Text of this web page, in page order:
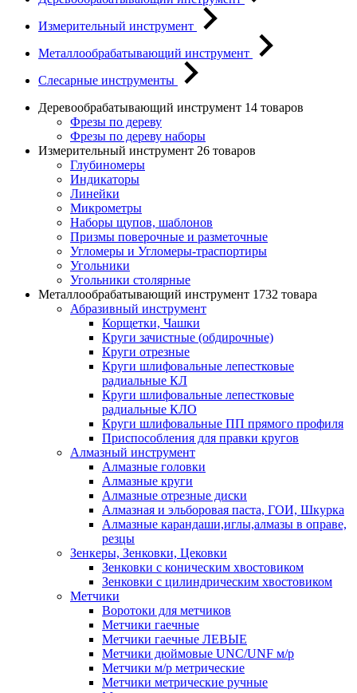
Измерительный инструмент
Металлообрабатывающий инструмент
Слесарные инструменты
Деревообрабатывающий инструмент 14 товаров
Фрезы по дереву
Фрезы по дереву наборы
Измерительный инструмент 26 товаров
Глубиномеры
Индикаторы
Линейки
Микрометры
Наборы щупов, шаблонов
Призмы поверочные и разметочные
Угломеры и Угломеры-траспортиры
Угольники
Угольники столярные
Металлообрабатывающий инструмент 1732 товара
Абразивный инструмент
Корщетки, Чашки
Круги зачистные (обдирочные)
Круги отрезные
Круги шлифовальные лепестковые
радиальные КЛ
Круги шлифовальные лепестковые
радиальные КЛО
Круги шлифовальные ПП прямого профиля
Приспособления для правки кругов
Алмазный инструмент
Алмазные головки
Алмазные круги
Алмазные отрезные диски
Алмазная и эльборовая паста, ГОИ, Шкурка
Алмазные карандаши,иглы,алмазы в оправе,
резцы
Зенкеры, Зенковки, Цековки
Зенковки с коническим хвостовиком
Зенковки с цилиндрическим хвостовиком
Метчики
Воротоки для метчиков
Метчики гаечные
Метчики гаечные ЛЕВЫЕ
Метчики дюймовые UNC/UNF м/р
Метчики м/р метрические
Метчики метрические ручные